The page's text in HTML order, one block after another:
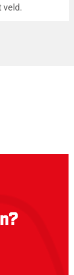
veld.